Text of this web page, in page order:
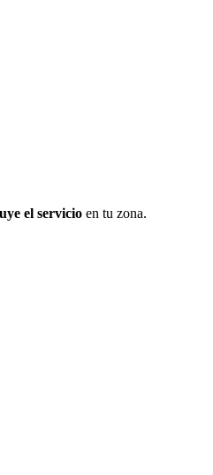
el servicio en tu zona.